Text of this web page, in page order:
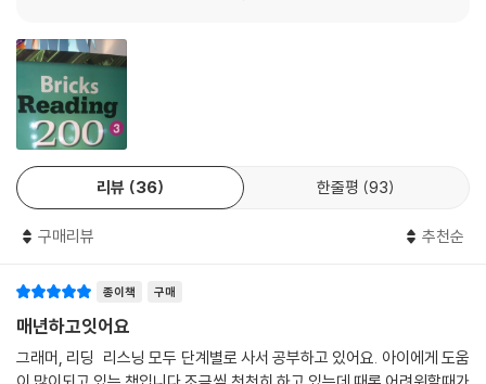
· Poems
Unit 19 What's All That Nonsense?
Unit 20 A Poem about Piggly-Wat
리뷰 36 한줄평 93
구매리뷰 추천순
종이책 구매
매년하고잇어요
그래머, 리딩 리스닝 모두 단계별로 사서 공부하고 있어요. 아이에게 도움